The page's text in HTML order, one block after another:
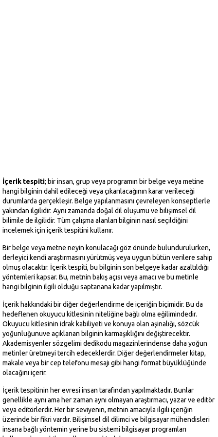
İçerik tespiti; bir insan, grup veya programın bir belge veya metine
hangi bilginin dahil edileceği veya çıkarılacağının karar verileceği
durumlarda gerçekleşir. Belge yapılanmasını çevreleyen konseptlerle
yakından ilgilidir. Aynı zamanda doğal dil oluşumu ve bilişimsel dil
bilimile de ilgilidir. Tüm çalışma alanları bilginin nasıl seçildiğini
incelemek için içerik tespitini kullanır.
Bir belge veya metne neyin konulacağı göz önünde bulundurulurken,
derleyici kendi araştırmasını yürütmüş veya uygun bütün verilere sahip
olmuş olacaktır. İçerik tespiti, bu bilginin son belgeye kadar azaltıldığı
yöntemleri kapsar. Bu, metnin bakış açısı veya amacı ve bu metinle
hangi bilginin ilgili olduğu saptanana kadar yapılmıştır.
İçerik hakkındaki bir diğer değerlendirme de içeriğin biçimidir. Bu da
hedeflenen okuyucu kitlesinin niteliğine bağlı olma eğilimindedir.
Okuyucu kitlesinin idrak kabiliyeti ve konuya olan aşinalığı, sözcük
yoğunluğunuve açıklanan bilginin karmaşıklığını değiştirecektir.
Akademisyenler sözgelimi dedikodu magazinlerindense daha yoğun
metinler üretmeyi tercih edeceklerdir. Diğer değerlendirmeler kitap,
makale veya bir cep telefonu mesajı gibi hangi format büyüklüğünde
olacağını içerir.
İçerik tespitinin her evresi insan tarafından yapılmaktadır. Bunlar
genellikle aynı ama her zaman aynı olmayan araştırmacı, yazar ve editör
veya editörlerdir. Her bir seviyenin, metnin amacıyla ilgili içeriğin
üzerinde bir fikri vardır. Bilişimsel dil dilimci ve bilgisayar mühendisleri
insana bağlı yöntemin yerine bu sistemi bilgisayar programları